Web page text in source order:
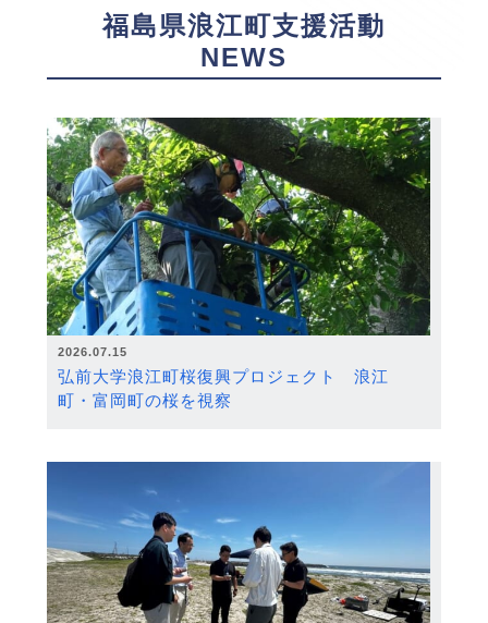
福島県浪江町支援活動
NEWS
2026.07.15
弘前大学浪江町桜復興プロジェクト 浪江
町・富岡町の桜を視察